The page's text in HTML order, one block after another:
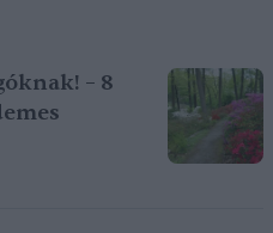
– 8